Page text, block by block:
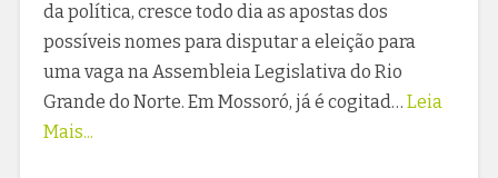
da política, cresce todo dia as apostas dos
possíveis nomes para disputar a eleição para
uma vaga na Assembleia Legislativa do Rio
Grande do Norte. Em Mossoró, já é cogitad… Leia
Mais...